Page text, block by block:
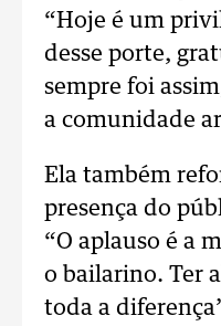
“Hoje é um
desse porte,
sempre foi
a comunidade
Ela também
presença do
“O aplauso é a
o bailarino. Ter
toda a